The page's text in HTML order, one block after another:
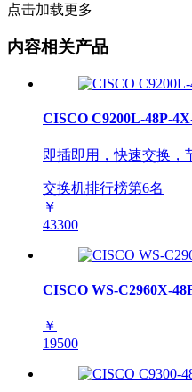
点击加载更多
内容相关产品
CISCO C9200L-48P-
即插即用，快速交换，
交换机排行榜第6名
￥
43300
CISCO WS-C2960X-
￥
19500